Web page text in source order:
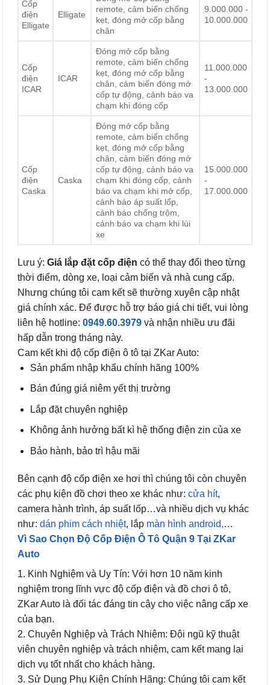
Cốp
điện
Elligate
Elligate
remote, cảm biến chống
kẹt, đóng mở cốp bằng
chân
9.000.000 -
10.000.000
Cốp
điện
ICAR
ICAR
Đóng mở cốp bằng
remote, cảm biến chống
kẹt, đóng mở cốp bằng
chân, cảm biến đóng mở
cốp tự động, cảnh báo va
chạm khi đóng cốp
11.000.000
-
13.000.000
Cốp
điện
Caska
Caska
Đóng mở cốp bằng
remote, cảm biến chống
kẹt, đóng mở cốp bằng
chân, cảm biến đóng mở
cốp tự động, cảnh báo va
chạm khi đóng cốp, cảnh
báo va chạm khi mở cốp,
cảnh báo áp suất lốp,
cảnh báo chống trộm,
cảnh báo va chạm khi lùi
xe
15.000.000
-
17.000.000
Lưu ý: Giá lắp đặt cốp điện có thể thay đổi theo từng
thời điểm, dòng xe, loại cảm biến và nhà cung cấp.
Nhưng chúng tôi cam kết sẽ thường xuyên cập nhật
giá chính xác. Để được hỗ trợ báo giá chi tiết, vui lòng
liên hệ hotline: 0949.60.3979 và nhận nhiều ưu đãi
hấp dẫn trong tháng này.
Cam kết khi độ cốp điện ô tô tại ZKar Auto:
Sản phẩm nhập khẩu chính hãng 100%
Bán đúng giá niêm yết thị trường
Lắp đặt chuyên nghiệp
Không ảnh hưởng bất kì hệ thống điện zin của xe
Bảo hành, bảo trì hậu mãi
Bên cạnh độ cốp điện xe hơi thì chúng tôi còn chuyên
các phụ kiện đồ chơi theo xe khác như: cửa hít,
camera hành trình, áp suất lốp…và nhiều dịch vụ khác
như: dán phim cách nhiệt, lắp màn hình android,…
Vì Sao Chọn Độ Cốp Điện Ô Tô Quận 9 Tại ZKar
Auto
1. Kinh Nghiệm và Uy Tín: Với hơn 10 năm kinh
nghiệm trong lĩnh vực độ cốp điện và đồ chơi ô tô,
ZKar Auto là đối tác đáng tin cậy cho việc nâng cấp xe
của bạn.
2. Chuyên Nghiệp và Trách Nhiệm: Đội ngũ kỹ thuật
viên chuyên nghiệp và trách nhiệm, cam kết mang lại
dịch vụ tốt nhất cho khách hàng.
3. Sử Dụng Phụ Kiện Chính Hãng: Chúng tôi cam kết